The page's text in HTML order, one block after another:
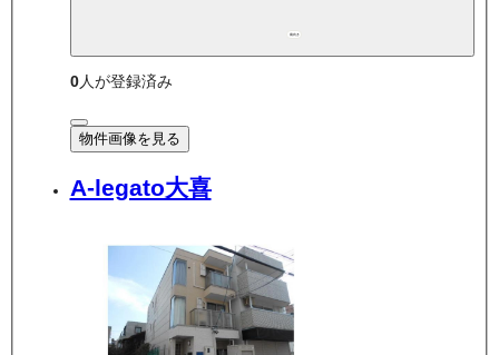
南向き
0人が登録済み
物件画像を見る
A-legato大喜